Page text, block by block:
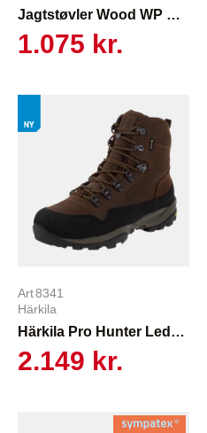
Jagtstøvler Wood WP Wide
1.075 kr.
Härkila Pro Hunter Ledge 2.0 GTX
Härkila
8341
2.149 kr.